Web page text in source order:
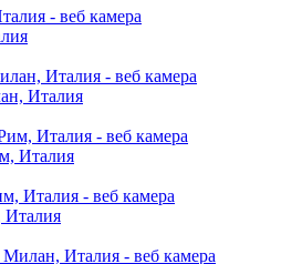
Италия
Италия